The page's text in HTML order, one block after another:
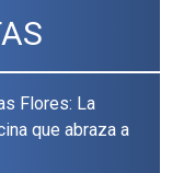
Flores: La
que abraza a